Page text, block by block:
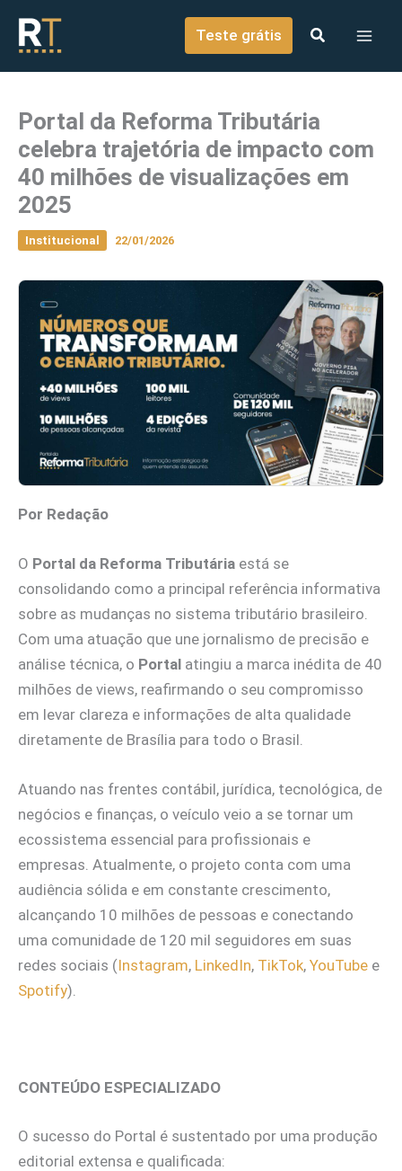
conteúdo
Teste grátis
Portal da Reforma Tributária
celebra trajetória de impacto com
40 milhões de visualizações em
2025
Institucional 22/01/2026
Por Redação
O Portal da Reforma Tributária está se
consolidando como a principal referência informativa
sobre as mudanças no sistema tributário brasileiro.
Com uma atuação que une jornalismo de precisão e
análise técnica, o Portal atingiu a marca inédita de 40
milhões de views, reafirmando o seu compromisso
em levar clareza e informações de alta qualidade
diretamente de Brasília para todo o Brasil.
Atuando nas frentes contábil, jurídica, tecnológica, de
negócios e finanças, o veículo veio a se tornar um
ecossistema essencial para profissionais e
empresas. Atualmente, o projeto conta com uma
audiência sólida e em constante crescimento,
alcançando 10 milhões de pessoas e conectando
uma comunidade de 120 mil seguidores em suas
redes sociais (Instagram, LinkedIn, TikTok, YouTube e
Spotify).
CONTEÚDO ESPECIALIZADO
O sucesso do Portal é sustentado por uma produção
editorial extensa e qualificada: